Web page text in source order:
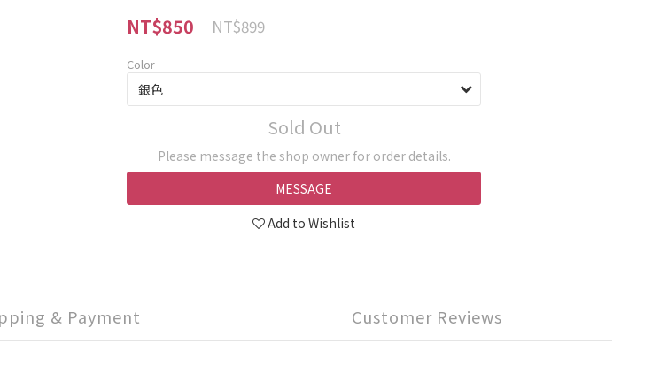
NT$850 NT$899
Color
Sold Out
Please message the shop owner for order details.
MESSAGE
Add to Wishlist
& Payment Customer Reviews